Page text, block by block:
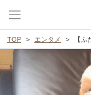
TOP エンタメ 【ふた